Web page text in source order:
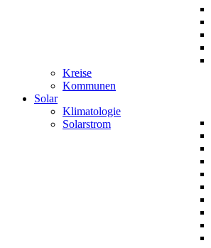
Kreise
Kommunen
Solar
Klimatologie
Solarstrom